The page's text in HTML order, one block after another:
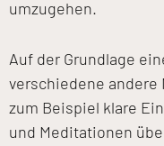
umzugehen.
Auf der Grundlage
verschiedene
zum Beispiel klare
und Meditationen